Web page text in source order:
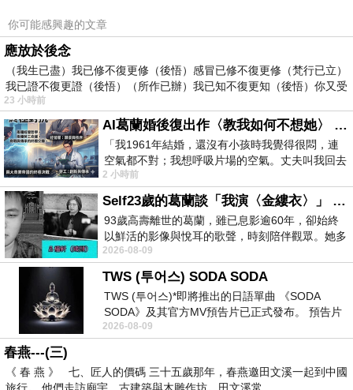
顫抖和哭泣。
即便我很怕冷，可我仍然無法停止對於眼前一片
雪白的戀慕。
我甚至感覺，那是唯一能夠讓自己獲得些許的平
靜，也是僅有的救贖。
這兩天東京開始頻發大雪警報，從東北搬到千葉
的自己，總算迎來了今年的第一場雪。
看著周圍人們大驚小怪的反應其實讓我感到匪夷
所思，聽見同事們說著：「電車會因為下雪而停
運。」更讓我感到不可思議。
畢竟山形的積雪總是高得嚇人，即使偶爾會迎來
些許的暴風雪，人們的生活並不怎麼會受到影
你可能感興趣的文章
應放於後念
（我生已盡）我已修不復更修（後悟）感冒已修不復更修（梵行已立）
我已證不復更證（後悟）（所作已辦）我已知不復更知（後悟）你又受
23 小時前
AI葛蘭婚後復出作〈教我如何不想她〉 #戀上老電影 #葛蘭 #粟子
「我1961年結婚，還沒有小孩時我覺得很悶，連
空氣都不對；我想呼吸片場的空氣。丈夫叫我回去
試試看……拍了〈教我如何不想她〉（1963
2 小時前
Self23歲的葛蘭談「我演〈金縷衣〉」 #戀上老電影 #粟子 #葛蘭
93歲高壽離世的葛蘭，雖已息影逾60年，卻始終
以鮮活的影像與悅耳的歌聲，時刻陪伴觀眾。她多
才多藝、陽光開朗的形象，不僅保留在電影
2026-08-09
TWS (투어스) SODA SODA
TWS (투어스)*即將推出的日語單曲 《SODA
SODA》及其官方MV預告片已正式發布。 預告片
一經發布， 就引發了粉絲們對這次夏季回
2026-08-09
春燕---(三)
《 春 燕 》 七、匠人的價碼 三十五歲那年，春燕邀田文溪一起到中國